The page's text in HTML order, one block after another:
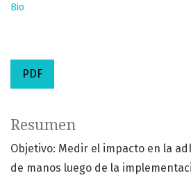
Bio
PDF
Resumen
Objetivo: Medir el impacto en la
de manos luego de la